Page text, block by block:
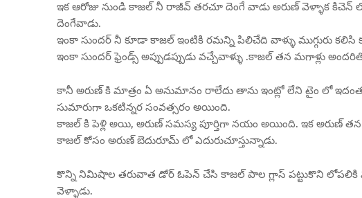
ఇక ఆరోజు నుండి కాజల్ నీ రాజీవ్ తరచూ దెంగే వాడు అరుణ్ వెళ్ళాక
దెంగేవాడు.
ఇంకా సుందర్ నీ కూడా కాజల్ ఇంటికి రమన్ని పిలిచేది వాళ్ళు ముగ్గురు కలిసి
ఇంకా సుందర్ ఫ్రెండ్స్ అప్పుడప్పుడు వచ్చేవాళ్ళు .కాజల్ తన మగాళ్లు
కానీ అరుణ్ కి మాత్రం ఏ అనుమానం రాలేదు తాను ఇంట్లో లేని టైం లో ఇదంత
సుమారుగా ఒకటిన్నర సంవత్సరం అయింది.
కాజల్ కి పెళ్లి అయి, అరుణ్ సమస్య పూర్తిగా నయం అయింది. ఇక అరుణ్ తన
కాజల్ కోసం అరుణ్ బెదురూమ్ లో ఎదురుచూస్తున్నాడు.
కొన్ని నిమిషాల తరువాత డోర్ ఓపెన్ చేసి కాజల్ పాల గ్లాస్ పట్టుకొని లోపలికి
వెళ్ళాడు.